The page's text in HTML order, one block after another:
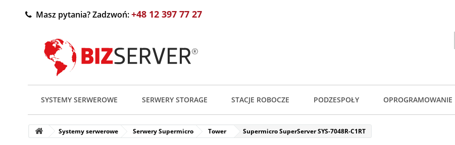
Masz pytania? Zadzwoń:+48 12 397 77 27
SYSTEMY SERWEROWE SERWERY STORAGE STACJE ROBOCZE PODZESPOŁY OPROGRAMOWANIE
Systemy serwerowe Serwery Supermicro Tower Supermicro SuperServer SYS-7048R-C1RT